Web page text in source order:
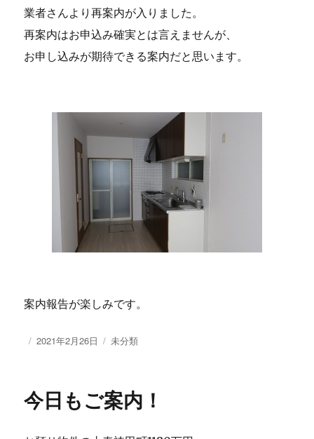
業者さんより再案内が入りました。
再案内はお申込み確実とは言えませんが、
お申し込みが期待できる案内だと思います。
案内報告が楽しみです。
投
2021年2月26日
カ
ー
未分類
今日もご案内！